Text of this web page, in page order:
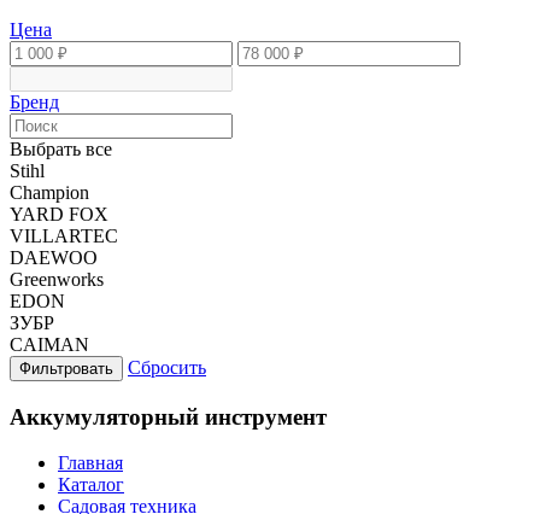
Цена
Бренд
Выбрать все
Stihl
Champion
YARD FOX
VILLARTEC
DAEWOO
Greenworks
EDON
ЗУБР
CAIMAN
Фильтровать Сбросить
Аккумуляторный инструмент
Главная
Каталог
Садовая техника